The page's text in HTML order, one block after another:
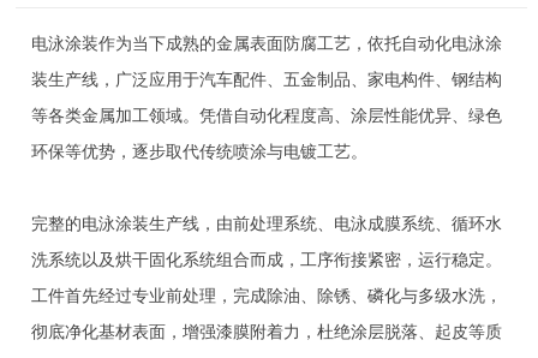
电泳涂装作为当下成熟的金属表面防腐工艺，依托自动化电泳涂
装生产线，广泛应用于汽车配件、五金制品、家电构件、钢结构
等各类金属加工领域。凭借自动化程度高、涂层性能优异、绿色
环保等优势，逐步取代传统喷涂与电镀工艺。
完整的电泳涂装生产线，由前处理系统、电泳成膜系统、循环水
洗系统以及烘干固化系统组合而成，工序衔接紧密，运行稳定。
工件首先经过专业前处理，完成除油、除锈、磷化与多级水洗，
彻底净化基材表面，增强漆膜附着力，杜绝涂层脱落、起皮等质